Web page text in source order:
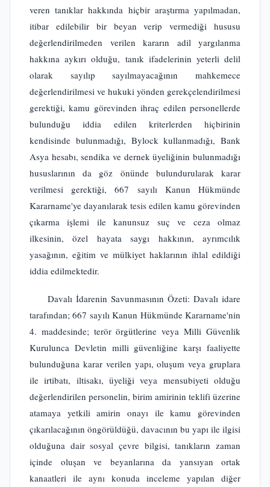
veren tanıklar hakkında hiçbir araştırma yapılmadan,
itibar edilebilir bir beyan verip vermediği hususu
değerlendirilmeden verilen kararın adil yargılanma
hakkına aykırı olduğu, tanık ifadelerinin yeterli delil
olarak sayılıp sayılmayacağının mahkemece
değerlendirilmesi ve hukuki yönden gerekçelendirilmesi
gerektiği, kamu görevinden ihraç edilen personellerde
bulunduğu iddia edilen kriterlerden hiçbirinin
kendisinde bulunmadığı, Bylock kullanmadığı, Bank
Asya hesabı, sendika ve dernek üyeliğinin bulunmadığı
hususlarının da göz önünde bulundurularak karar
verilmesi gerektiği, 667 sayılı Kanun Hükmünde
Kararname'ye dayanılarak tesis edilen kamu görevinden
çıkarma işlemi ile kanunsuz suç ve ceza olmaz
ilkesinin, özel hayata saygı hakkının, ayrımcılık
yasağının, eğitim ve mülkiyet haklarının ihlal edildiği
iddia edilmektedir.
Davalı İdarenin Savunmasının Özeti: Davalı idare
tarafından; 667 sayılı Kanun Hükmünde Kararname'nin
4. maddesinde; terör örgütlerine veya Milli Güvenlik
Kurulunca Devletin milli güvenliğine karşı faaliyette
bulunduğuna karar verilen yapı, oluşum veya gruplara
ile irtibatı, iltisakı, üyeliği veya mensubiyeti olduğu
değerlendirilen personelin, birim amirinin teklifi üzerine
atamaya yetkili amirin onayı ile kamu görevinden
çıkarılacağının öngörüldüğü, davacının bu yapı ile ilgisi
olduğuna dair sosyal çevre bilgisi, tanıkların zaman
içinde oluşan ve beyanlarına da yansıyan ortak
kanaatleri ile aynı konuda inceleme yapılan diğer